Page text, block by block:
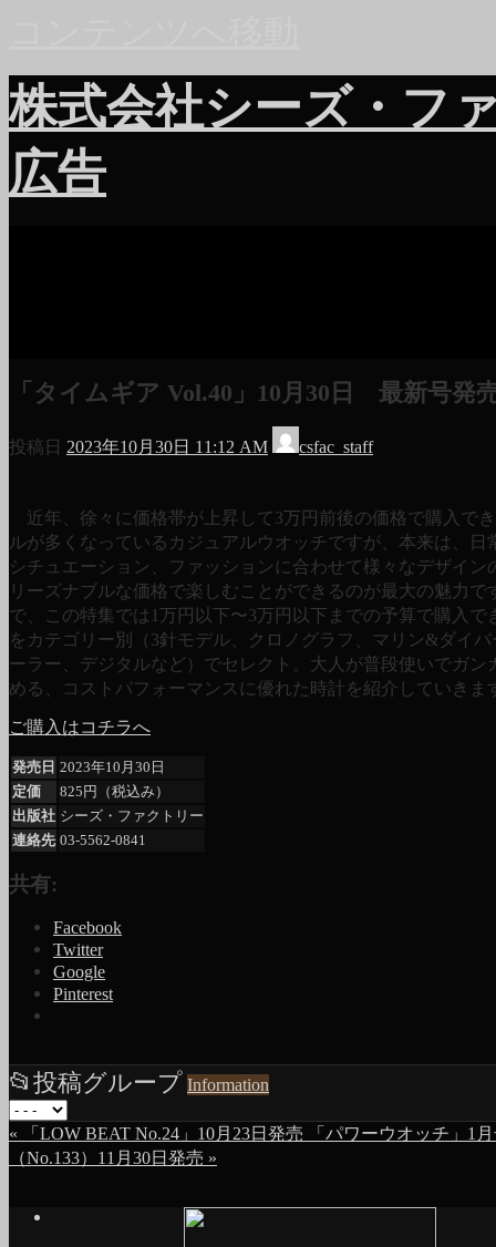
株式会社シーズ・フ
広告
「タイムギア Vol.40」10月30日 最新号発
投稿日 2023年10月30日 11:12 AM csfac_staff
近年、徐々に価格帯が上昇して3万円前後の価格で購入で
ルが多くなっているカジュアルウオッチですが、本来は、日
シチュエーション、ファッションに合わせて様々なデザイン
リーズナブルな価格で楽しむことができるのが最大の魅力で
で、この特集では1万円以下〜3万円以下までの予算で購入で
をカテゴリー別（3針モデル、クロノグラフ、マリン&ダイ
ーラー、デジタルなど）でセレクト。大人が普段使いでガン
める、コストパフォーマンスに優れた時計を紹介していきま
ご購入はコチラへ
発売日 2023年10月30日
定価
825円（税込み）
出版社 シーズ・ファクトリー
連絡先 03-5562-0841
共有:
Facebook
Twitter
Google
Pinterest
📂 投稿グループ Information
« 「LOW BEAT No.24」10月23日発売 「パワーウオッチ」1
（No.133）11月30日発売 »